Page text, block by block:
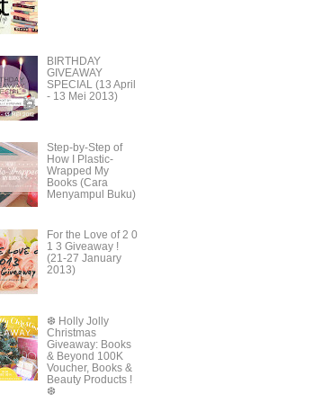
BIRTHDAY
GIVEAWAY
SPECIAL (13 April
- 13 Mei 2013)
Step-by-Step of
How I Plastic-
Wrapped My
Books (Cara
Menyampul Buku)
For the Love of 2 0
1 3 Giveaway !
(21-27 January
2013)
❆ Holly Jolly
Christmas
Giveaway: Books
& Beyond 100K
Voucher, Books &
Beauty Products !
❆